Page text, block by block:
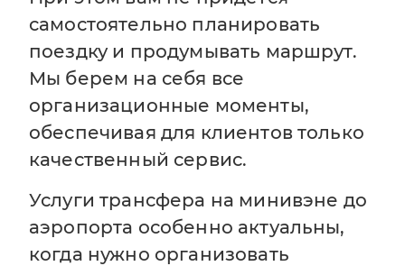
самостоятельно планировать
поездку и продумывать маршрут.
Мы берем на себя все
организационные моменты,
обеспечивая для клиентов только
качественный сервис.
Услуги трансфера на минивэне до
аэропорта особенно актуальны,
когда нужно организовать